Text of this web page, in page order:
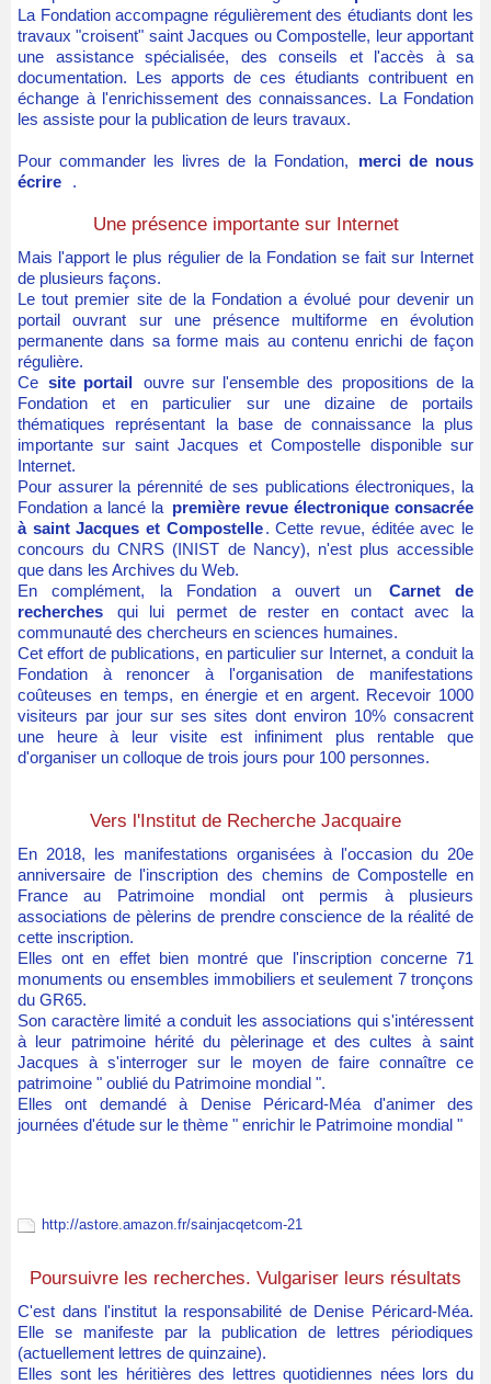
La Fondation accompagne régulièrement des étudiants dont les
travaux "croisent" saint Jacques ou Compostelle, leur apportant
une assistance spécialisée, des conseils et l'accès à sa
documentation. Les apports de ces étudiants contribuent en
échange à l'enrichissement des connaissances. La Fondation
les assiste pour la publication de leurs travaux.
Pour commander les livres de la Fondation,
merci de nous
écrire
.
Une présence importante sur Internet
Mais l'apport le plus régulier de la Fondation se fait sur Internet
de plusieurs façons.
Le tout premier site de la Fondation a évolué pour devenir un
portail ouvrant sur une présence multiforme en évolution
permanente dans sa forme mais au contenu enrichi de façon
régulière.
Ce site portail ouvre sur l'ensemble des propositions de la
Fondation et en particulier sur une dizaine de portails
thématiques représentant la base de connaissance la plus
importante sur saint Jacques et Compostelle disponible sur
Internet.
Pour assurer la pérennité de ses publications électroniques, la
Fondation a lancé la première revue électronique consacrée
à saint Jacques et Compostelle. Cette revue, éditée avec le
concoursdu CNRS (INIST de Nancy), n'est plus accessible
que dans les Archives du Web.
En complément, la Fondation a ouvert un
Carnet de
recherches
qui lui permet de rester en contact avec la
communauté des chercheurs en sciences humaines.
Cet effort de publications, en particulier sur Internet, a conduit la
Fondation à renoncer à l'organisation de manifestations
coûteuses en temps, en énergie et en argent. Recevoir 1000
visiteurs par jour sur ses sites dont environ 10% consacrent
une heure à leur visite est infiniment plus rentable que
d'organiser un colloque de trois jours pour 100 personnes.
Vers l'Institut de Recherche Jacquaire
En 2018, les manifestations organisées à l'occasion du 20e
anniversaire de l'inscription des chemins de Compostelle en
France au Patrimoine mondial ont permis à plusieurs
associations de pèlerins de prendre conscience de la réalité de
cette inscription.
Elles ont en effet bien montré que l'inscription concerne 71
monuments ou ensembles immobiliers et seulement 7 tronçons
du GR65.
Son caractère limité a conduit les associations qui s'intéressent
à leur patrimoine hérité du pèlerinage et des cultes à saint
Jacques à s'interroger sur le moyen de faire connaître ce
patrimoine " oublié du Patrimoine mondial ".
Elles ont demandé à Denise Péricard-Méa d'animer des
journées d'étude sur le thème " enrichir le Patrimoine mondial "
http://astore.amazon.fr/sainjacqetcom-21
Poursuivre les recherches. Vulgariser leurs résultats
C'est dans l'institut la responsabilité de Denise Péricard-Méa.
Elle se manifeste par la publication de lettres périodiques
(actuellement lettres de quinzaine).
Elles sont les héritières des lettres quotidiennes nées lors du